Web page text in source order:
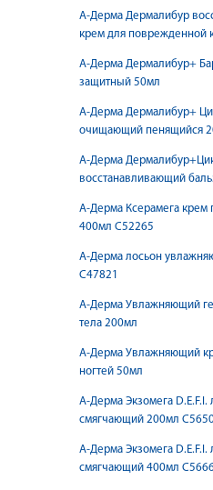
А-Дерма Дермалибур
крем для поврежденной
А-Дерма Дермалибур+
защитный 50мл
А-Дерма Дермалибур+
очищающий пенящийся
А-Дерма
восстанавливающий
А-Дерма Ксерамега крем
400мл С52265
А-Дерма лосьон
С47821
А-Дерма Увлажняющий
тела 200мл
А-Дерма Увлажняющий
ногтей 50мл
А-Дерма Экзомега D.E.F.I.
смягчающий 200мл
А-Дерма Экзомега D.E.F.I.
смягчающий 400мл